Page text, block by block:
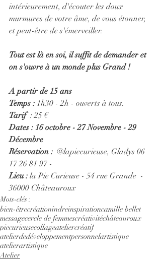
intérieurement, d'écouter les doux
murmures de votre âme, de vous étonner,
et peut-être de s'émerveiller.
Tout est là en soi, il suffit de demander et
on s'ouvre à un monde plus Grand !
A partir de 15 ans
Temps : 1h30 - 2h - ouverts à tous.
Tarif : 25 €
Dates : 16 octobre - 27 Novembre - 29
Décembre
Réservation : @lapiecurieuse, Gladys 06
17 26 81 97 -
Lieu : la Pie Curieuse - 54 rue Grande  -
36000 Châteauroux
Mots-clés :
bien-êtrecréationindreinspirationcamille bellet
messagecercle de femmescréativitéchâteauroux
piecurieusecollageateliercréatif
atelierdedéveloppementpersonnelartistique
atelierartistique
Atelier